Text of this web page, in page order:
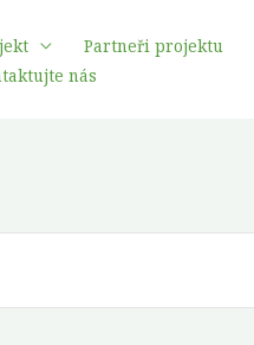
Partneři projektu
nás